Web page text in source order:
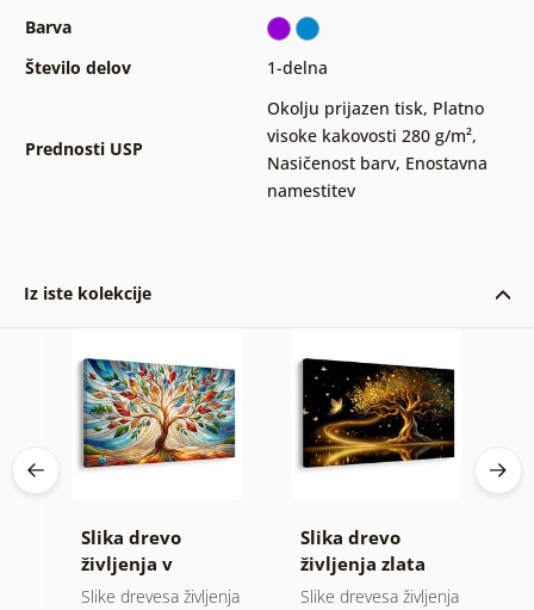
Barva
Število delov
1-delna
Prednosti USP
Okolju prijazen tisk, Platno
visoke kakovosti 280 g/m²,
Nasičenost barv, Enostavna
namestitev
Iz iste kolekcije
Slika drevo
življenja v
barvnem vitražu
Slike drevesa življenja
Slika drevo
življenja zlata
magija
Slike drevesa življenja